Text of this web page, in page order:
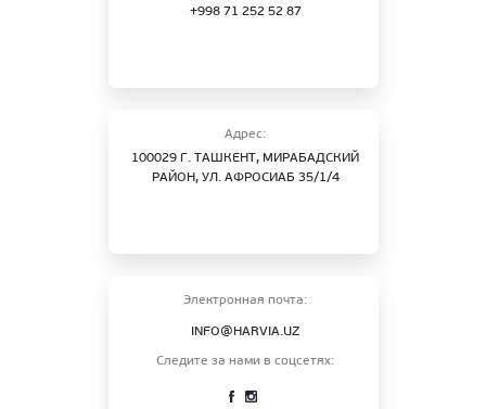
+998 71 252 52 87
Адрес:
100029 Г. ТАШКЕНТ, МИРАБАДСКИЙ
РАЙОН, УЛ. АФРОСИАБ 35/1/4
Электронная почта:
INFO@HARVIA.UZ
Следите за нами в соцсетях: